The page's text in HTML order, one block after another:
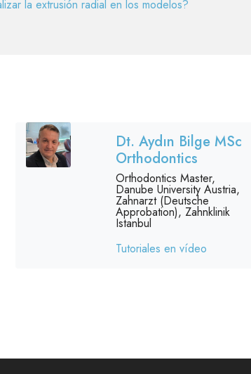
la extrusión radial en los modelos?
Dt. Aydın Bilge MSc
Orthodontics
Orthodontics Master,
Danube University Austria,
Zahnarzt (Deutsche
Approbation), Zahnklinik
Istanbul
Tutoriales en vídeo